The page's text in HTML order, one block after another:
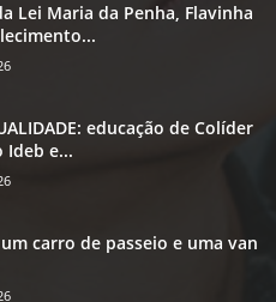
Lei Maria da Penha, Flavinha
educação de Colíder
Ideb e...
carro de passeio e uma van